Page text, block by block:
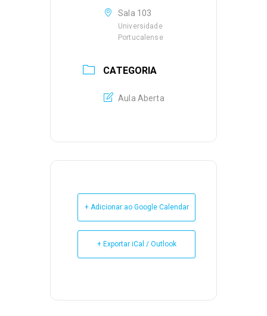
Sala 103
Universidade
Portucalense
CATEGORIA
Aula Aberta
+ Adicionar ao Google Calendar
+ Exportar iCal / Outlook